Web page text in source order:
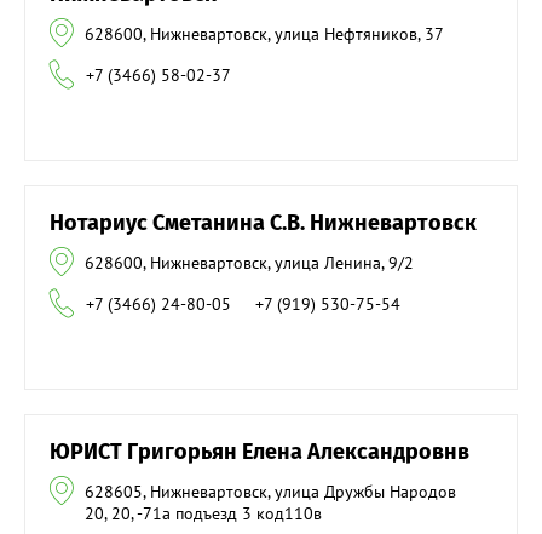
628600, Нижневартовск, улица Нефтяников, 37
+7 (3466) 58-02-37
Нотариус Сметанина С.В. Нижневартовск
628600, Нижневартовск, улица Ленина, 9/2
+7 (3466) 24-80-05
+7 (919) 530-75-54
ЮРИСТ Григорьян Елена Александровнв
628605, Нижневартовск, улица Дружбы Народов
20, 20, -71а подъезд 3 код110в